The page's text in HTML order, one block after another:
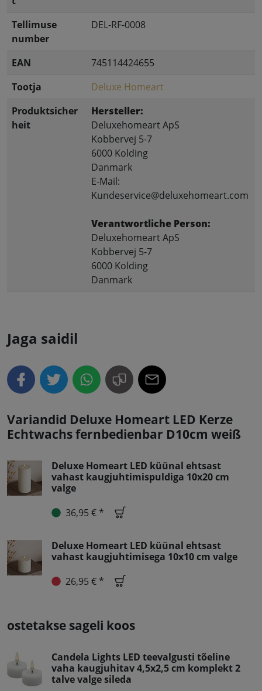
Tellimuse
number
DEL-RF-0008
EAN
745114424655
Tootja
Deluxe Homeart
Produktsicher
heit
Hersteller:
Deluxehomeart ApS
Kobbervej 5-7
6000 Kolding
Danmark
E-Mail:
Kundeservice@deluxehomeart.com
Verantwortliche Person:
Deluxehomeart ApS
Kobbervej 5-7
6000 Kolding
Danmark
Jaga saidil
Variandid Deluxe Homeart LED Kerze
Echtwachs fernbedienbar D10cm weiß
Deluxe Homeart LED küünal ehtsast
vahast kaugjuhtimispuldiga 10x20 cm
valge
36,95 € *
Deluxe Homeart LED küünal ehtsast
vahast kaugjuhtimisega 10x10 cm valge
26,95 € *
ostetakse sageli koos
Candela Lights LED teevalgusti tõeline
vaha kaugjuhitav 4,5x2,5 cm komplekt 2
talve valge sileda